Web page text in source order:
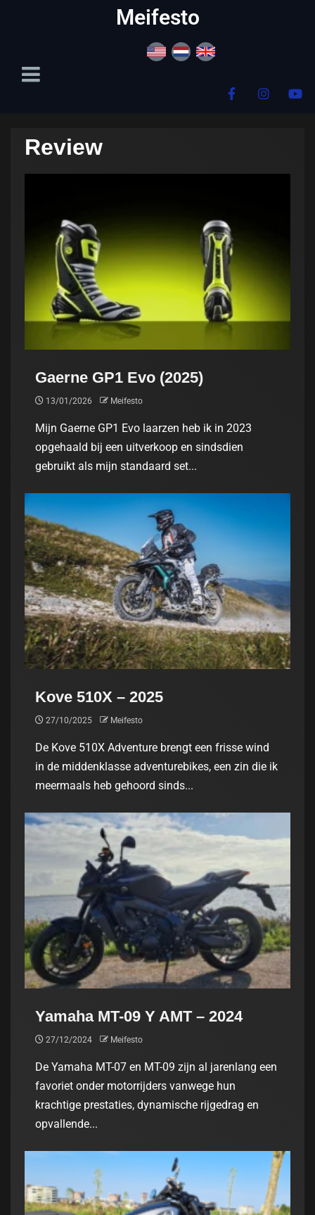
Meifesto
Review
Gaerne GP1 Evo (2025)
13/01/2026 Meifesto
Mijn Gaerne GP1 Evo laarzen heb ik in 2023
opgehaald bij een uitverkoop en sindsdien
gebruikt als mijn standaard set...
Kove 510X – 2025
27/10/2025 Meifesto
De Kove 510X Adventure brengt een frisse wind
in de middenklasse adventurebikes, een zin die ik
meermaals heb gehoord sinds...
Yamaha MT-09 Y AMT – 2024
27/12/2024 Meifesto
De Yamaha MT-07 en MT-09 zijn al jarenlang een
favoriet onder motorrijders vanwege hun
krachtige prestaties, dynamische rijgedrag en
opvallende...